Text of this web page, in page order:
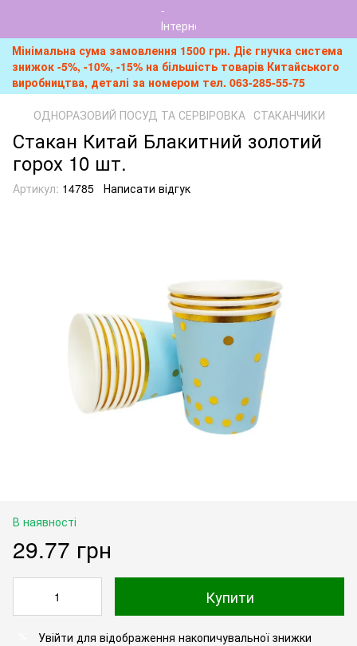
Мінімальна сума замовлення 1500 грн. Діє гнучка система
знижок -5%, -10%, -15% на більшість товарів Китайського
виробництва, деталі за номером тел. 063-285-55-75
ОДНОРАЗОВИЙ ПОСУД ТА СЕРВІРОВКА СТАКАНЧИКИ
Стакан Китай Блакитний золотий
горох 10 шт.
Артикул: 14785 Написати відгук
В наявності
29.77 грн
Купити
Увійти для відображення накопичувальної знижки